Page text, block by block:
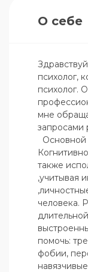
О себе
психолог,
психолог.
мне
запросами
также
,учитывая
человека.
помочь:
фобии,